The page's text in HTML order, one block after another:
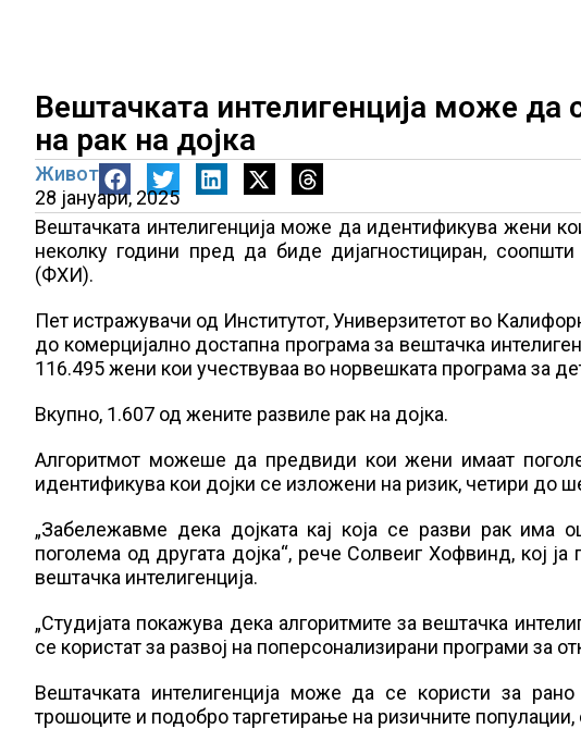
Вештачката интелигенција може да
на рак на дојка
Живот
28 јануари, 2025
Вештачката интелигенција може да идентификува жени
неколку години пред да биде дијагностициран,
(ФХИ).
Пет истражувачи од Институтот, Универзитетот во
до комерцијално достапна програма за вештачка
116.495 жени кои учествуваа во норвешката програма за
Вкупно, 1.607 од жените развиле рак на дојка.
Алгоритмот можеше да предвиди кои жени имаат
идентификува кои дојки се изложени на ризик, четири до
„Забележавме дека дојката кај која се разви рак има
поголема од другата дојка“, рече Солвеиг Хофвинд, кој
вештачка интелигенција.
„Студијата покажува дека алгоритмите за вештачка
се користат за развој на поперсонализирани програми за
Вештачката интелигенција може да се користи за
трошоците и подобро таргетирање на ризичните